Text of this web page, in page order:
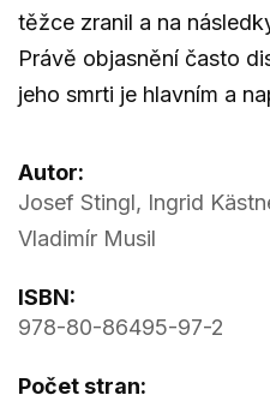
těžce zranil a na
Právě objasnění často
jeho smrti je hlavním a
Autor:
Josef Stingl, Ingrid
Vladimír Musil
ISBN:
978-80-86495-97-2
Počet stran: